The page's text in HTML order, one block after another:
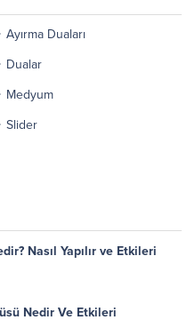
Ayırma Duaları
Dualar
Medyum
Slider
Nasıl Yapılır ve Etkileri
Nedir Ve Etkileri